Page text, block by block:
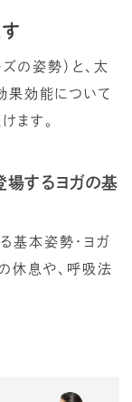
の姿勢）と、太
果効能について
ます。
場するヨガの基
基本姿勢・ヨガ
休息や、呼吸法